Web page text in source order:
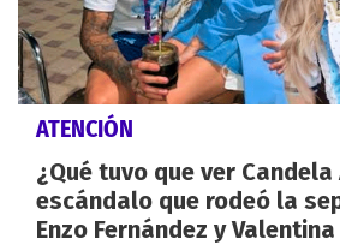
ATENCIÓN
¿Qué tuvo que ver Candela
escándalo que rodeó la
Enzo Fernández y